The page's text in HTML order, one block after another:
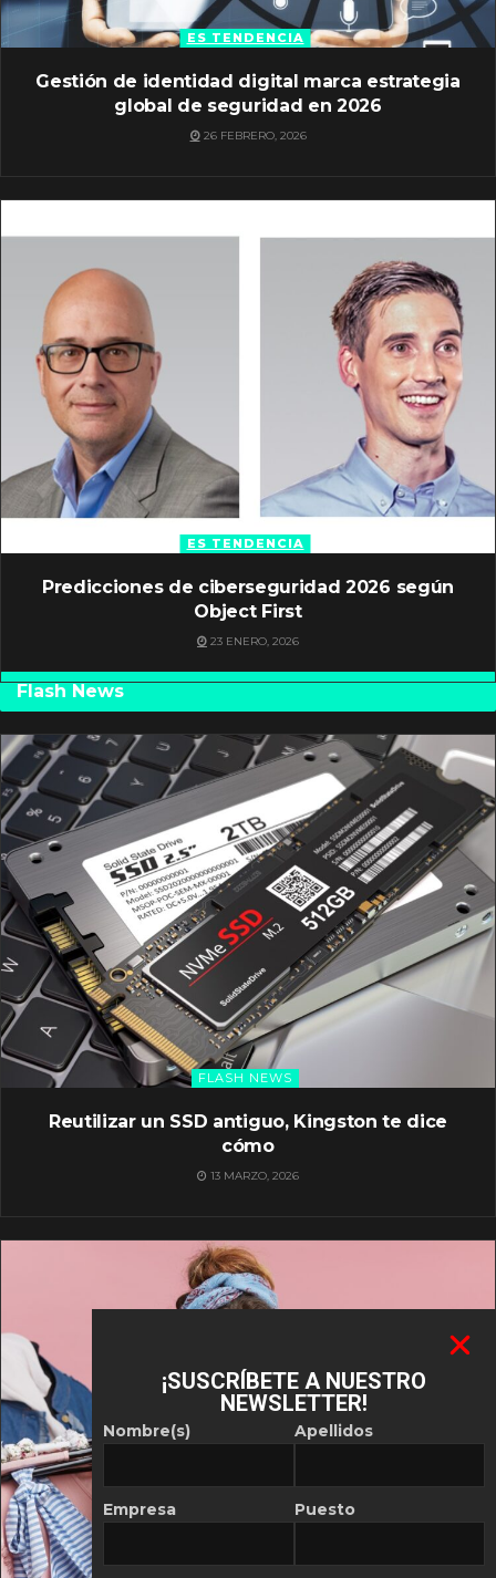
ES TENDENCIA
Gestión de identidad digital marca estrategia
global de seguridad en 2026
26 FEBRERO, 2026
ES TENDENCIA
Predicciones de ciberseguridad 2026 según
Object First
23 ENERO, 2026
Flash News
FLASH NEWS
Reutilizar un SSD antiguo, Kingston te dice
cómo
13 MARZO, 2026
¡SUSCRÍBETE A NUESTRO
NEWSLETTER!
Nombre(s)
Empresa
Apellidos
Puesto